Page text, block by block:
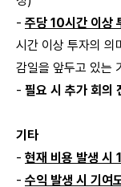
- 주당 10시간 이상
시간 이상 투자의 의
감일을 앞두고 있는
- 필요 시 추가 회의
기타
- 현재 비용 발생 시
- 수익 발생 시 기여